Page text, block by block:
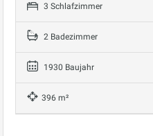
3 Schlafzimmer
2 Badezimmer
1930 Baujahr
396 m²